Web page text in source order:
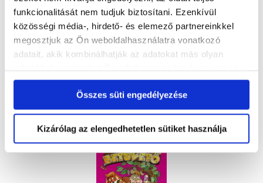
funkcionalitását nem tudjuk biztosítani. Ezenkívül
közösségi média-, hirdető- és elemező partnereinkkel
megosztjuk az Ön weboldalhasználatra vonatkozó
adatait, akik kombinálhatják az adatokat más olyan
Ön által használt más szolgáltatásokból gyűjtöttek.
Összes süti engedélyezése
Kizárólag az elengedhetetlen sütiket használja
lenni amúgy sem...
Tovább
Korábbi cikkek >>
Betűvető munkafüzet